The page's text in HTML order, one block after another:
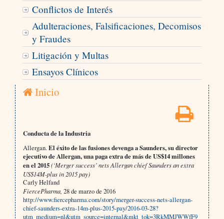
Conflictos de Interés
Adulteraciones, Falsificaciones, Decomisos
y Fraudes
Litigación y Multas
Ensayos Clínicos
Inicio
Conducta de la Industria
Allergan.El éxito de las fusiones devenga a Saunders, su director
ejecutivo de Allergan, una paga extra de más de US$14 millones
en el 2015(‘Merger success’ nets Allergan chief Saunders an extra
US$14M-plus in 2015 pay)
Carly Helfand
FiercePharma, 28 de marzo de 2016
http://www.fiercepharma.com/story/merger-success-nets-allergan-
chief-saunders-extra-14m-plus-2015-pay/2016-03-28?
utm_medium=nl&utm_source=internal&mkt_tok=3RkMMJWWfF9